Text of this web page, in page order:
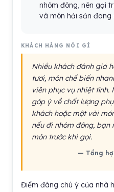
nhóm đông, nên gọi
và món hải sản đang
KHÁCH HÀNG NÓI GÌ
Nhiều khách đánh giá
tươi, món chế biến
viên phục vụ nhiệt tình.
góp ý về chất lượng
khách hoặc một vài
nếu đi nhóm đông,
món trước khi gọi.
— Tổng
Điểm đáng chú ý của nhà